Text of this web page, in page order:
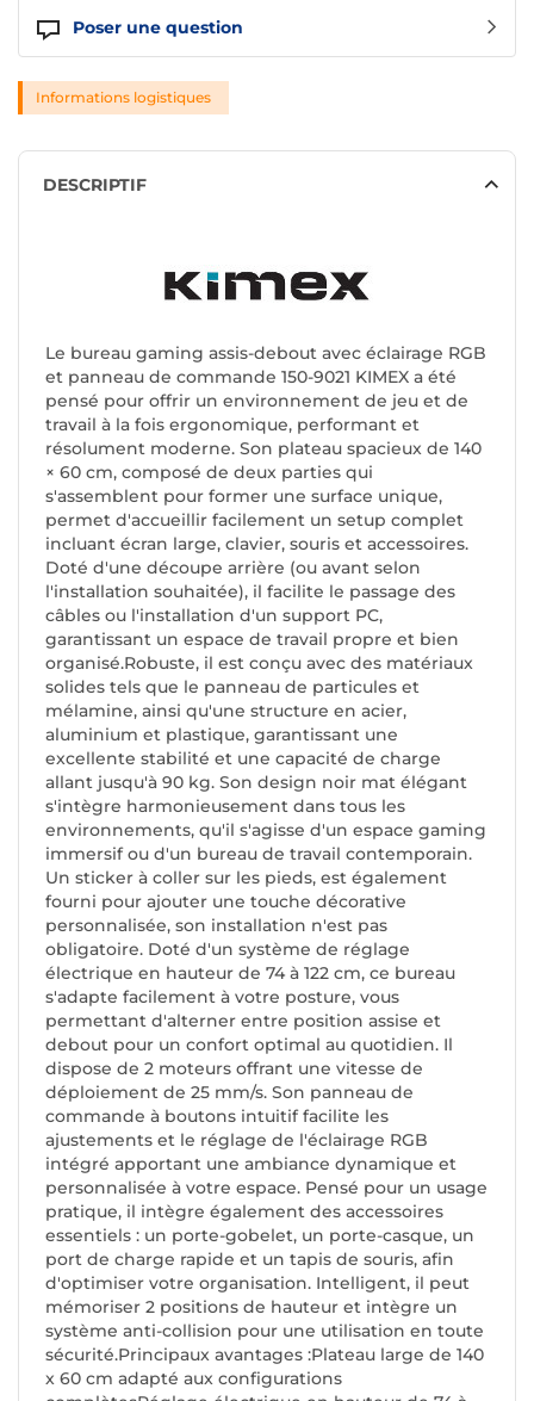
Poser une question
Informations logistiques
DESCRIPTIF
Le bureau gaming assis-debout avec éclairage RGB
et panneau de commande 150-9021 KIMEX a été
pensé pour offrir un environnement de jeu et de
travail à la fois ergonomique, performant et
résolument moderne. Son plateau spacieux de 140
× 60 cm, composé de deux parties qui
s'assemblent pour former une surface unique,
permet d'accueillir facilement un setup complet
incluant écran large, clavier, souris et accessoires.
Doté d'une découpe arrière (ou avant selon
l'installation souhaitée), il facilite le passage des
câbles ou l'installation d'un support PC,
garantissant un espace de travail propre et bien
organisé.Robuste, il est conçu avec des matériaux
solides tels que le panneau de particules et
mélamine, ainsi qu'une structure en acier,
aluminium et plastique, garantissant une
excellente stabilité et une capacité de charge
allant jusqu'à 90 kg. Son design noir mat élégant
s'intègre harmonieusement dans tous les
environnements, qu'il s'agisse d'un espace gaming
immersif ou d'un bureau de travail contemporain.
Un sticker à coller sur les pieds, est également
fourni pour ajouter une touche décorative
personnalisée, son installation n'est pas
obligatoire. Doté d'un système de réglage
électrique en hauteur de 74 à 122 cm, ce bureau
s'adapte facilement à votre posture, vous
permettant d'alterner entre position assise et
debout pour un confort optimal au quotidien. Il
dispose de 2 moteurs offrant une vitesse de
déploiement de 25 mm/s. Son panneau de
commande à boutons intuitif facilite les
ajustements et le réglage de l'éclairage RGB
intégré apportant une ambiance dynamique et
personnalisée à votre espace. Pensé pour un usage
pratique, il intègre également des accessoires
essentiels : un porte-gobelet, un porte-casque, un
port de charge rapide et un tapis de souris, afin
d'optimiser votre organisation. Intelligent, il peut
mémoriser 2 positions de hauteur et intègre un
système anti-collision pour une utilisation en toute
sécurité.Principaux avantages :Plateau large de 140
x 60 cm adapté aux configurations